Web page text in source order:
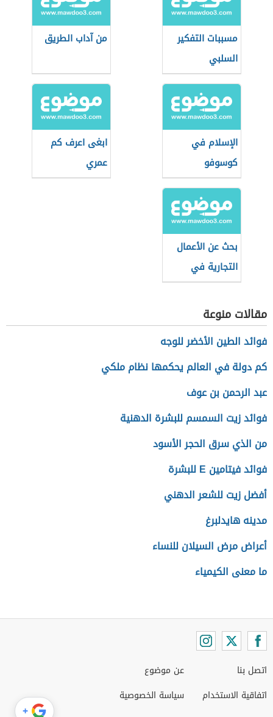
مسببات التفكير
السلبي
من آداب الطريق
الإسلام في
كوسوفو
ابغى اعرف كم
عمري
بحث عن الأعمال
التجارية في
القانون التجاري
مقالات منوعة
فوائد الطين الأخضر للوجه
كم دولة في العالم يحكمها نظام ملكي
عبد الرحمن بن عوف
فوائد زيت السمسم للبشرة الدهنية
من الذي سرق الحجر الأسود
فوائد فيتامين E للبشرة
أفضل زيت للشعر الدهني
مدينه هايدلبرغ
أعراض مرض السيلان للنساء
ما معنى الكيمياء
اتصل بنا
اتفاقية الاستخدام
عن موضوع
سياسة الخصوصية
+